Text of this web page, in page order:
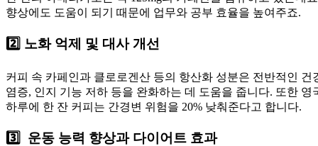
향상에도 도움이 되기 때문에 업무와 공부 효율을 높여주죠.
2️⃣ 노화 억제 및 대사 개선
커피 속 카페인과 클로로겐산 등의 항산화 성분은 전반적인
염증, 인지 기능 저하 등을 완화하는 데 도움을 줍니다. 또한
하루에 한 잔 커피는 간경변 위험을 20% 낮춰준다고 합니다.
3️⃣ 운동 능력 향상과 다이어트 효과